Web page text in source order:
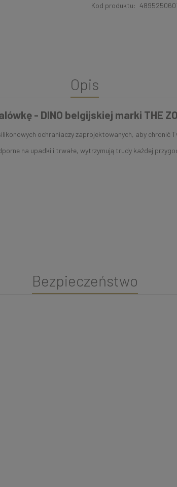
Kod produktu:
Opis
- DINO belgijskiej marki THE
ochraniaczy zaprojektowanych, aby
na upadki i trwałe, wytrzymują trudy każdej
Bezpieczeństwo